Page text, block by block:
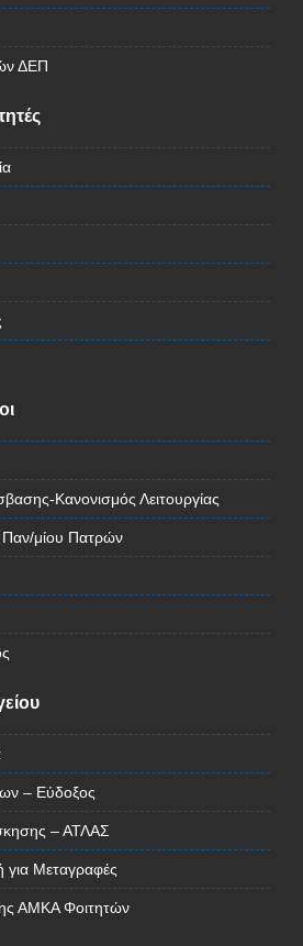
ΔΕΠ
Κανονισμός Λειτουργίας
μίου Πατρών
– Εύδοξος
– ΑΤΛΑΣ
για Μεταγραφές
ΑΜΚΑ Φοιτητών